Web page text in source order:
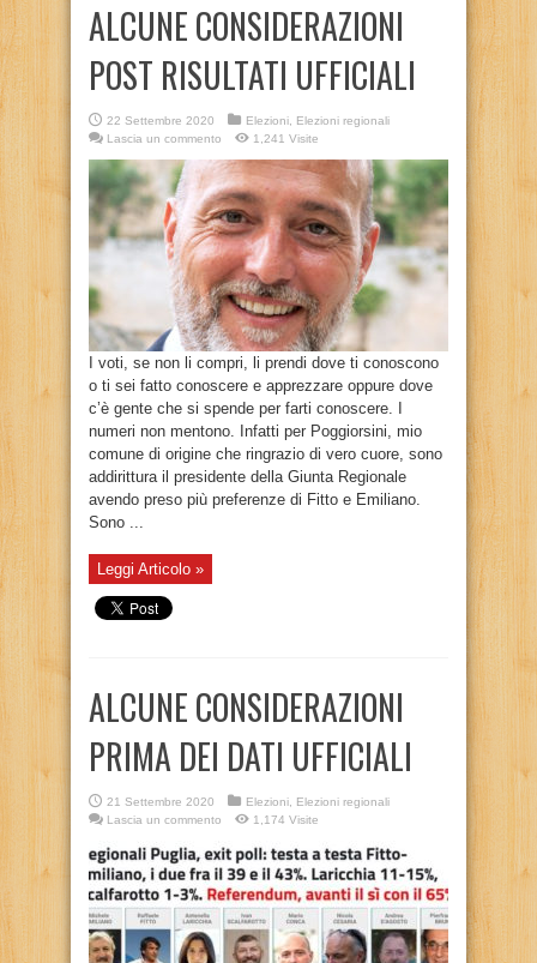
ALCUNE CONSIDERAZIONI
POST RISULTATI UFFICIALI
22 Settembre 2020 Elezioni
Elezioni regionali
Lascia un commento
1,241 Visite
I voti, se non li compri, li prendi dove ti conoscono
o ti sei fatto conoscere e apprezzare oppure dove
c’è gente che si spende per farti conoscere. I
numeri non mentono. Infatti per Poggiorsini, mio
comune di origine che ringrazio di vero cuore, sono
addirittura il presidente della Giunta Regionale
avendo preso più preferenze di Fitto e Emiliano.
Sono ...
Leggi Articolo »
ALCUNE CONSIDERAZIONI
PRIMA DEI DATI UFFICIALI
21 Settembre 2020 Elezioni
Elezioni regionali
Lascia un commento
1,174 Visite